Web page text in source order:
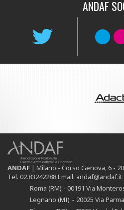
ANDAF
ANDAF | Milano - Corso Genova, 6 -
Tel. 02.83242288 Email: andaf@andaf.it
Roma (RM) - 00191 Via
Legnano (MI) – 20025 Via